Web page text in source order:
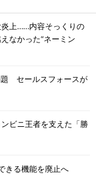
上……内容そっくりの
なかった“ネーミン
題 セールスフォースが
ビニ王者を支えた「勝
きる機能を廃止へ